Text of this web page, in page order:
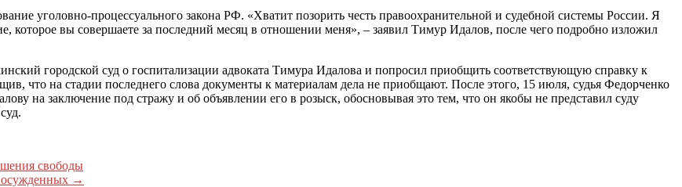
уголовно-процессуального закона РФ. «Хватит позорить честь правоохранительной и судебной системы России. Я
которое вы совершаете за последний месяц в отношении меня», – заявил Тимур Идалов, после чего подробно изложил
городской суд о госпитализации адвоката Тимура Идалова и попросил приобщить соответствующую справку к
что на стадии последнего слова документы к материалам дела не приобщают. После этого, 15 июля, судья Федорченко
на заключение под стражу и об объявлении его в розыск, обосновывая это тем, что он якобы не представил суду
свободы
→